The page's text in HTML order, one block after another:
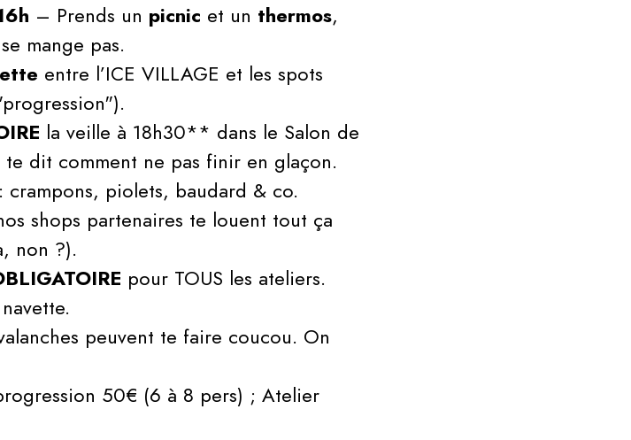
– Prends un picnic et un thermos,
mange pas.
entre l’ICE VILLAGE et les spots
la veille à 18h30** dans le Salon de
te dit comment ne pas finir en glaçon.
: crampons, piolets, baudard & co.
shops partenaires te louent tout ça
non ?).
pour TOUS les ateliers.
peuvent te faire coucou. On
50€ (6 à 8 pers) ; Atelier